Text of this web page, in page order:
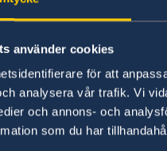
använder cookies
för att
analysera vår trafik. Vi
och annons- och
som du har
distans